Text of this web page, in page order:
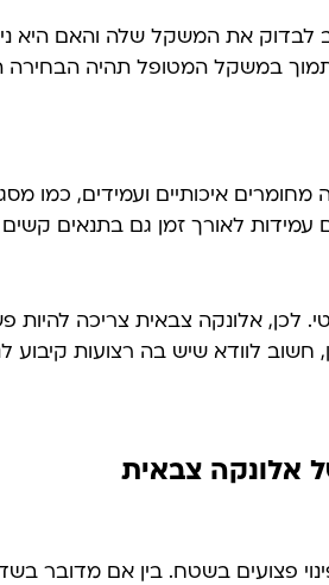
את המשקל שלה והאם היא
במשקל המטופל תהיה הבחירה
מחומרים איכותיים ועמידים, כמו
עמידות לאורך זמן גם בתנאים קשים
לכן, אלונקה צבאית צריכה להיות
חשוב לוודא שיש בה רצועות קיבוע
אלונקה צבאית
פצועים בשטח. בין אם מדובר